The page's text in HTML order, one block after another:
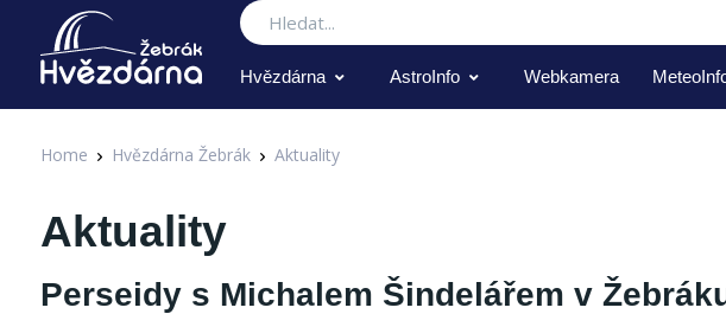
Hledat
Hvězdárna AstroInfo Webkamera
Home Hvězdárna Žebrák Aktuality
Aktuality
Perseidy s Michalem Šindelářem v